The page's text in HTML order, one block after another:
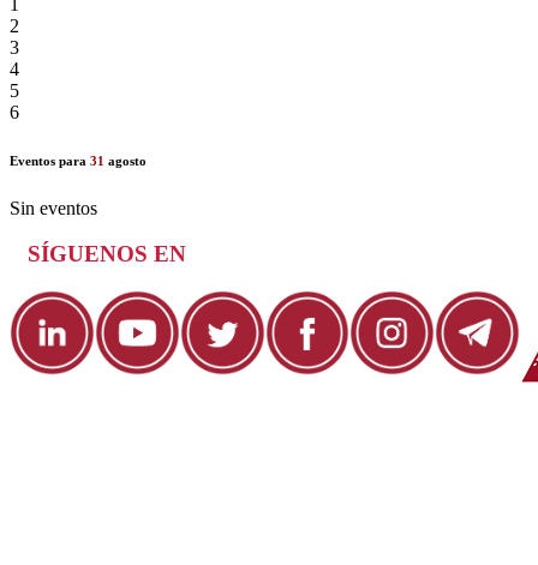
2
3
4
5
6
Eventos para 31 agosto
Sin eventos
SÍGUENOS EN